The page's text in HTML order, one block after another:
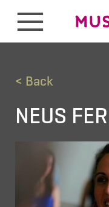
< Back
NEUS